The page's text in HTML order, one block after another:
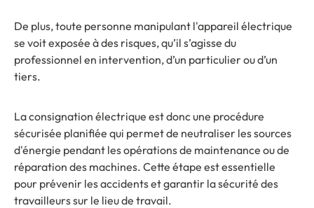
De plus, toute personne manipulant l'appareil électrique
se voit exposée à des risques, qu’il s’agisse du
professionnel en intervention, d’un particulier ou d’un
tiers.
La consignation électrique est donc une procédure
sécurisée planifiée qui permet de neutraliser les sources
d'énergie pendant les opérations de maintenance ou de
réparation des machines. Cette étape est essentielle
pour prévenir les accidents et garantir la sécurité des
travailleurs sur le lieu de travail.